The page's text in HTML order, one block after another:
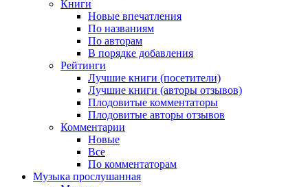
Книги
Новые впечатления
По названиям
По авторам
В порядке добавления
Рейтинги
Лучшие книги (посетители)
Лучшие книги (авторы отзывов)
Плодовитые комментаторы
Плодовитые авторы отзывов
Комментарии
Новые
Все
По комментаторам
Музыка прослушанная